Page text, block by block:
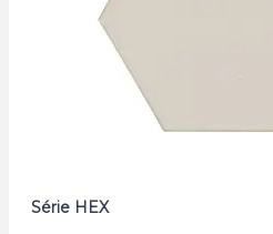
Série HEX